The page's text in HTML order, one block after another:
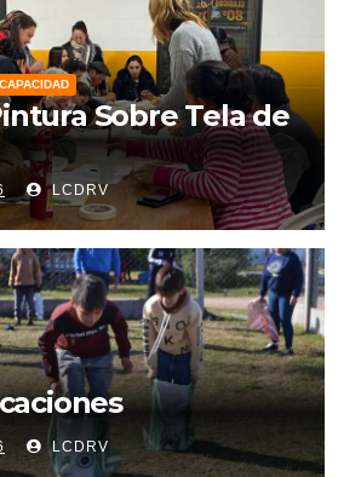
Sobre Tela de
LCDRV
LCDRV